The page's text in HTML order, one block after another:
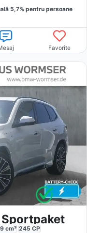
5,7% pentru persoane
Favorite
Sportpaket
cm³ 245 CP